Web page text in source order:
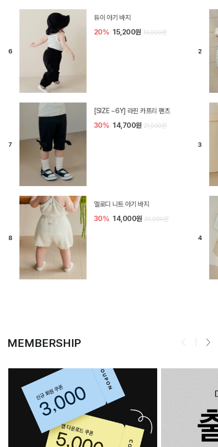
브렌 아기 블라우스 세트
30% 28,700원 41,000원
[SIZE ~6Y] 오뎃 라운지웨어
30% 16,100원 23,000원
[SIZE ~6Y] 블룸 플리츠 쓰리피스
셋업
MEMBERSHIP